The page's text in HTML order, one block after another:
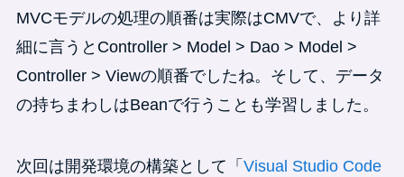
MVCモデルの処理の順番は実際はCMVで、より詳
細に言うとController > Model > Dao > Model >
Controller > Viewの順番でしたね。そして、データ
の持ちまわしはBeanで行うことも学習しました。
次回は開発環境の構築として「 Visual Studio Code